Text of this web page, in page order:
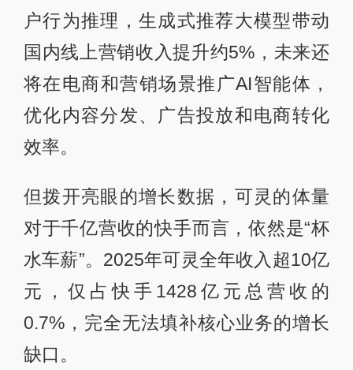
户行为推理，生成式推荐大模型带动
国内线上营销收入提升约5%，未来还
将在电商和营销场景推广AI智能体，
优化内容分发、广告投放和电商转化
效率。
但拨开亮眼的增长数据，可灵的体量
对于千亿营收的快手而言，依然是“杯
水车薪”。2025年可灵全年收入超10亿
元，仅占快手1428亿元总营收的
0.7%，完全无法填补核心业务的增长
缺口。